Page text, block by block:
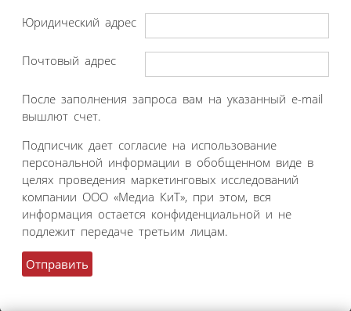
Юридический адрес
Почтовый адрес
После заполнения запроса вам на указанный e-mail
вышлют счет.
Подписчик дает согласие на использование
персональной информации в обобщенном виде в
целях проведения маркетинговых исследований
компании ООО «Медиа КиТ», при этом, вся
информация остается конфиденциальной и не
подлежит передаче третьим лицам.